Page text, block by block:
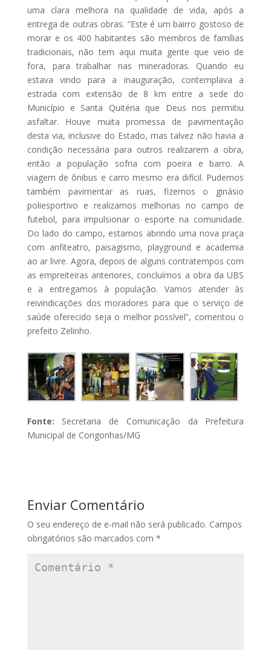
uma clara melhora na qualidade de vida, após a
entrega de outras obras. “Este é um bairro gostoso de
morar e os 400 habitantes são membros de famílias
tradicionais, não tem aqui muita gente que veio de
fora, para trabalhar nas mineradoras. Quando eu
estava vindo para a inauguração, contemplava a
estrada com extensão de 8 km entre a sede do
Município e Santa Quitéria que Deus nos permitiu
asfaltar. Houve muita promessa de pavimentação
desta via, inclusive do Estado, mas talvez não havia a
condição necessária para outros realizarem a obra,
então a população sofria com poeira e barro. A
viagem de ônibus e carro mesmo era difícil. Pudemos
também pavimentar as ruas, fizemos o ginásio
poliesportivo e realizamos melhorias no campo de
futebol, para impulsionar o esporte na comunidade.
Do lado do campo, estamos abrindo uma nova praça
com anfiteatro, paisagismo, playground e academia
ao ar livre. Agora, depois de alguns contratempos com
as empreiteiras anteriores, concluímos a obra da UBS
e a entregamos à população. Vamos atender às
reivindicações dos moradores para que o serviço de
saúde oferecido seja o melhor possível”, comentou o
prefeito Zelinho.
Fonte: Secretaria de Comunicação da Prefeitura
Municipal de Congonhas/MG
Enviar Comentário
O seu endereço de e-mail não será publicado. Campos
obrigatórios são marcados com *